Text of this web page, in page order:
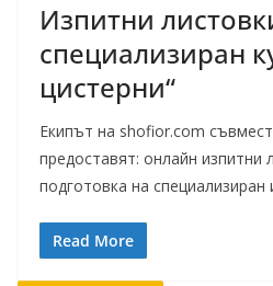
Изпитни
специализиран
цистерни“
Екипът на shofior.com
предоставят: онлайн изпитни
подготовка на специализиран
Read More